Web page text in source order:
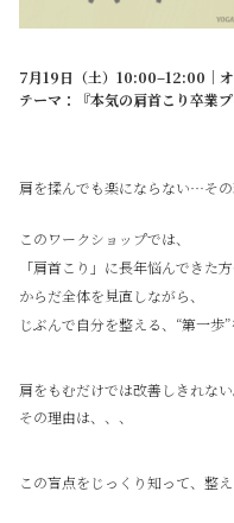
7月19日（土）10:00–12:00｜
テーマ：『本気の肩首こり卒業プ
肩を揉んでも楽にならない…そ
このワークショップでは、
「肩首こり」に長年悩んできた方
からだ全体を見直しながら、
じぶんで自分を整える、“第一歩”
肩をもむだけでは改善しきれない
その理由は、、、
この盲点をじっくり知って、整え